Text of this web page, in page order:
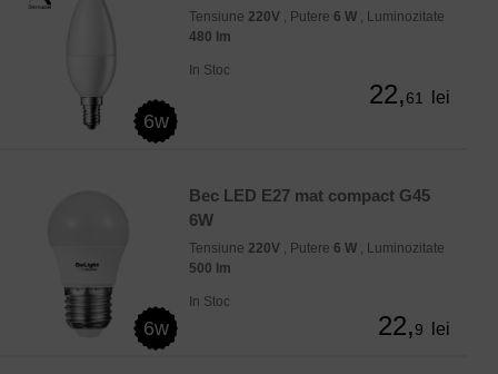
6w
Tensiune 220V , Putere 6 W , Luminozitate
480 lm
In Stoc
22,61 lei
6w
Bec LED E27 mat compact G45
6W
Tensiune 220V , Putere 6 W , Luminozitate
500 lm
In Stoc
22,9 lei